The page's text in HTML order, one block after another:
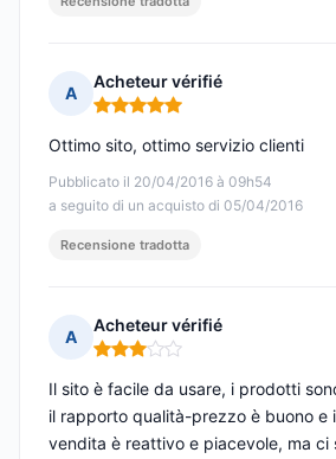
A
Acheteur vérifié
Nota: 5 su 5
Pubblicato il 20/04/2016 à 09h54
a seguito di un acquisto di 05/04/2016
Ottimo sito, ottimo servizio clienti
Recensione tradotta
A
Acheteur vérifié
Nota: 3 su 5
Il sito è facile da usare, i prodotti
il rapporto qualità-prezzo è buono e
vendita è reattivo e piacevole, ma ci